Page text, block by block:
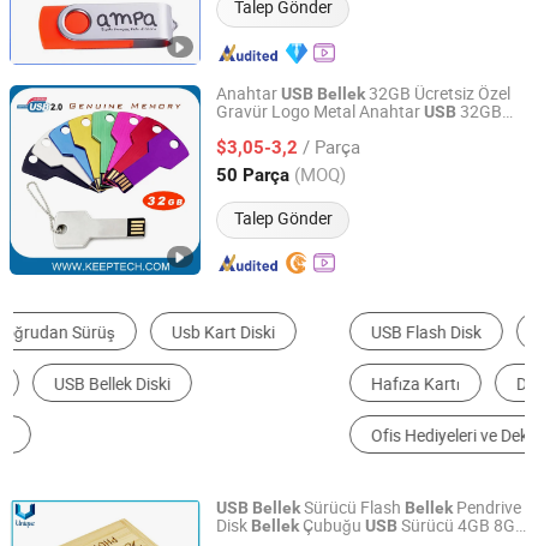
Talep Gönder
AnahtarUSB Bellek32GB Ücretsiz Özel
Gravür Logo Metal AnahtarUSB32GB
ile Üst Düzey Kalite
$3,05-3,2 / Parça
50 Parça (MOQ)
Talep Gönder
Shenzhen Keeptech Electronics Limited
Guangdong, China Fiyat 2008
USB Flash Disk Sabit Disk USB Ürünleri
Hafıza Kartı
USB BellekSürücü Flash Bellek Pendrive
Disk Bellek Çubuğu USBSürücü 4GB 8GB
Dongguan Unique Pins & Gifts Co., Ltd.